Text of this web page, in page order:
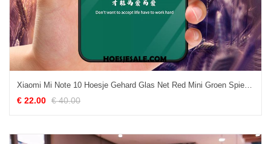
Xiaomi Mi Note 10 Hoesje Gehard Glas Net Red Mini Groen Spiegel Goedkoop
€ 22.00 € 40.00